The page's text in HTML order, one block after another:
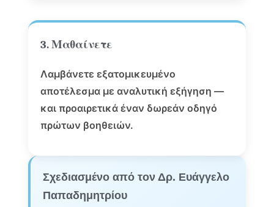
3. Μαθαίνετε
Λαμβάνετε εξατομικευμένο
αποτέλεσμα με αναλυτική εξήγηση —
και προαιρετικά έναν δωρεάν οδηγό
πρώτων βοηθειών.
Σχεδιασμένο από τον Δρ. Ευάγγελο
Παπαδημητρίου